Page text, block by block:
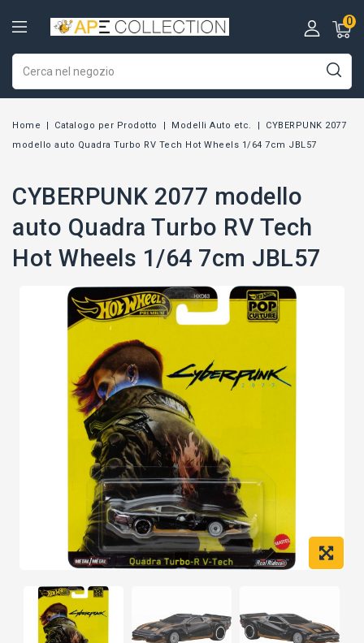
0
Home Catalogo per Prodotto Modelli Auto etc.
CYBERPUNK 2077
modello auto Quadra Turbo RV Tech Hot Wheels 1/64 7cm JBL57
CYBERPUNK 2077 modello
auto Quadra Turbo RV Tech
Hot Wheels 1/64 7cm JBL57